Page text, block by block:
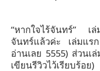
“หากใจไร้จันทร์” เ
จันทร์แล้วค่ะ เล่มแรก
อ่านเลย 5555) ส่วนเ
เขียนรีวิวไว้เรียบร้อย)